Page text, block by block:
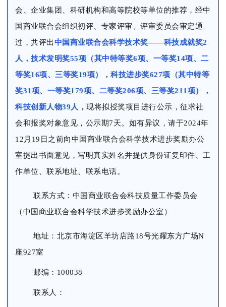
会、企业集团、科研机构和高等院校等单位的推荐，经中
国商业联合会组织初评、专家评审、评审委员会审定通
过，共评出中国商业联合会科学技术奖——科技成就奖2
人，技术发明奖55项（其中特等奖6项、一等奖14项、二
等奖16项、三等奖19项），科技进步奖627项（其中特等
奖31项、一等奖179项、二等奖206项、三等奖211项），
科技创新人物39人， 现将拟授奖项目进行公示，征求社
会和报奖对象意见，公示期7天。如有异议，请于2024年
12月19日之前向中国商业联合会科学技术进步奖励办公
室提出书面意见，写明真实姓名并提供身份证复印件、工
作单位、联系地址、联系电话。
联系方式：中国商业联合会科技质量工作委员会
（中国商业联合会科学技术进步奖励办公室）
地址：北京市海淀区羊坊店路18号光耀东方广场N
座927室
邮编：100038
联系人：